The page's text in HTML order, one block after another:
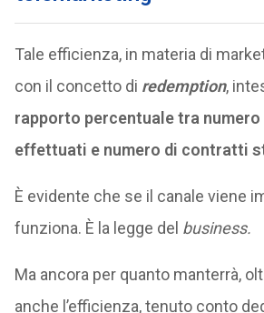
Tale efficienza, in materia di
con il concetto di redemption,
rapporto percentuale tra
effettuati e numero di contratti
È evidente che se il canale viene
funziona. È la legge del business.
Ma ancora per quanto manterrà,
anche l’efficienza, tenuto conto